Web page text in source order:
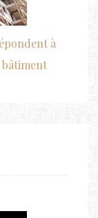
à
bâtiment